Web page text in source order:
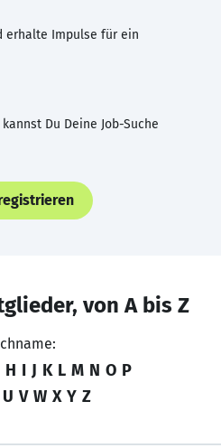
erhalte Impulse für ein
Du Deine Job-Suche
von A bis Z
H I J K L M N O P
U V W X Y Z